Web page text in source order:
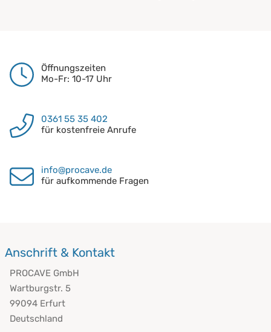
Öffnungszeiten
Mo-Fr: 10-17 Uhr
0361 55 35 402
für kostenfreie Anrufe
info@procave.de
für aufkommende Fragen
Anschrift & Kontakt
PROCAVE GmbH
Wartburgstr. 5
99094 Erfurt
Deutschland